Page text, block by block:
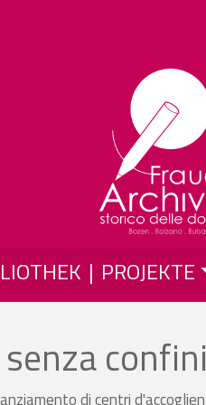
PROJEKTE
confini
di centri